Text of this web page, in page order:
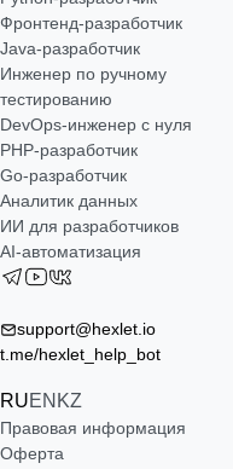
Фронтенд-разработчик
Java-разработчик
Инженер по ручному
тестированию
DevOps-инженер с нуля
РНР-разработчик
Go-разработчик
Аналитик данных
ИИ для разработчиков
AI-автоматизация
support@hexlet.io
t.me/hexlet_help_bot
RUEN KZ
Правовая информация
Оферта